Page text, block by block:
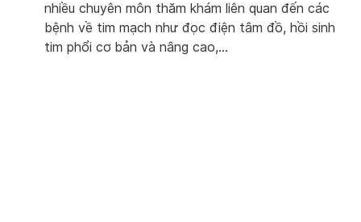
nhiều chuyên môn thăm khám liên quan đến các
bệnh về tim mạch như đọc điện tâm đồ, hồi sinh
tim phổi cơ bản và nâng cao,…